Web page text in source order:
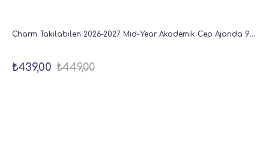
Charm Takılabilen 2026-2027 Mid-Year Akademik Cep Ajanda 9x17 cm Pembe
₺439,00 ₺449,00